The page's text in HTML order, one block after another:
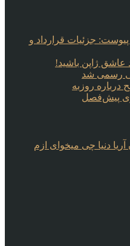
جزئیات قرارداد و
عاشق ژاپن باشید!
رسمی شد
درباره روزبه
پیش‌فصل
دنیا چی میخوای ازم